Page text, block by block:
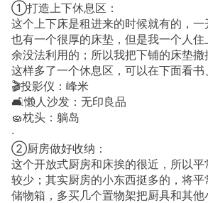
①打造上下休息区：
这个上下床是租进来的时候就有的，
也有一个很厚的床垫，但是我一个人
余没法利用的；所以我把下铺的床垫撤
这样多了一个休息区，可以在下面看书
🎬投影仪：峰米
🛋️懒人沙发：无印良品
🧽枕头：躺岛
·
②厨房做好收纳：
这个开放式厨房和床挨的很近，所以
较少；其实厨房的小东西挺多的，将
储物箱，多买几个置物架把厨具和其